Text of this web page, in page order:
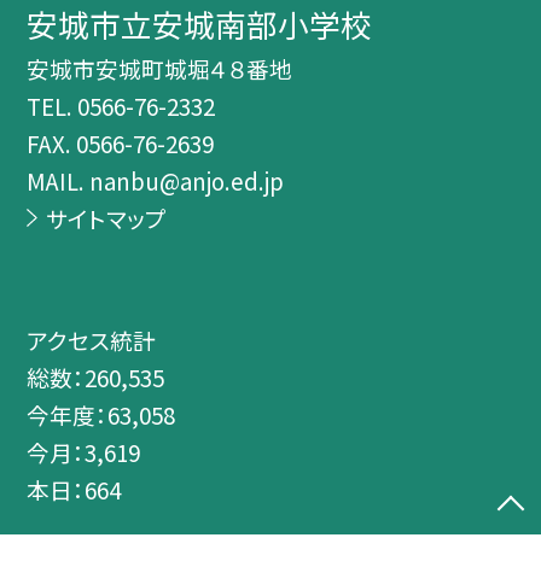
安城市立安城南部小学校
安城市安城町城堀４８番地
TEL. 0566-76-2332
FAX. 0566-76-2639
MAIL. nanbu@anjo.ed.jp
サイトマップ
アクセス統計
総数：260,535
今年度：63,058
今月：3,619
本日：664